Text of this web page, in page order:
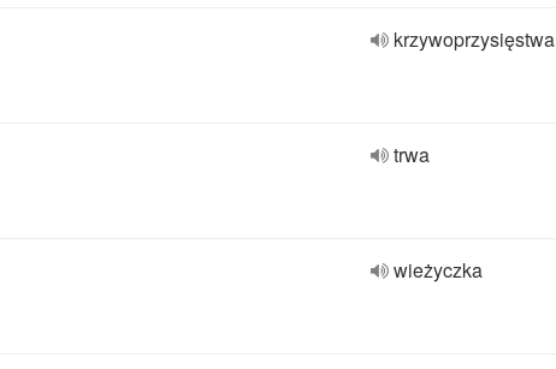
krzywoprzysięstwa
trwa
wieżyczka